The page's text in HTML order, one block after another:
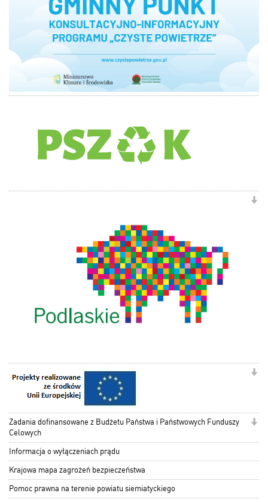
Zadania dofinansowane z Budżetu Państwa i Państwowych Funduszy
Celowych
Informacja o wyłączeniach prądu
Krajowa mapa zagrożeń bezpieczeństwa
Pomoc prawna na terenie powiatu siemiatyckiego